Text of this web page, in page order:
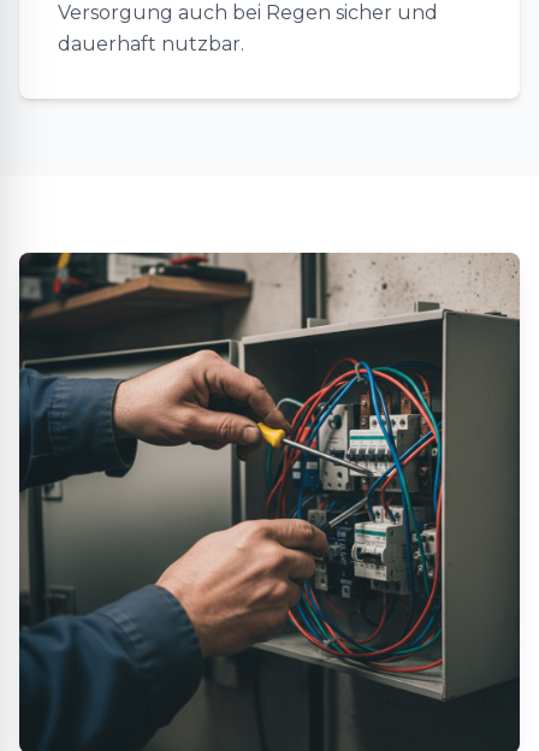
Versorgung auch bei Regen sicher und
dauerhaft nutzbar.